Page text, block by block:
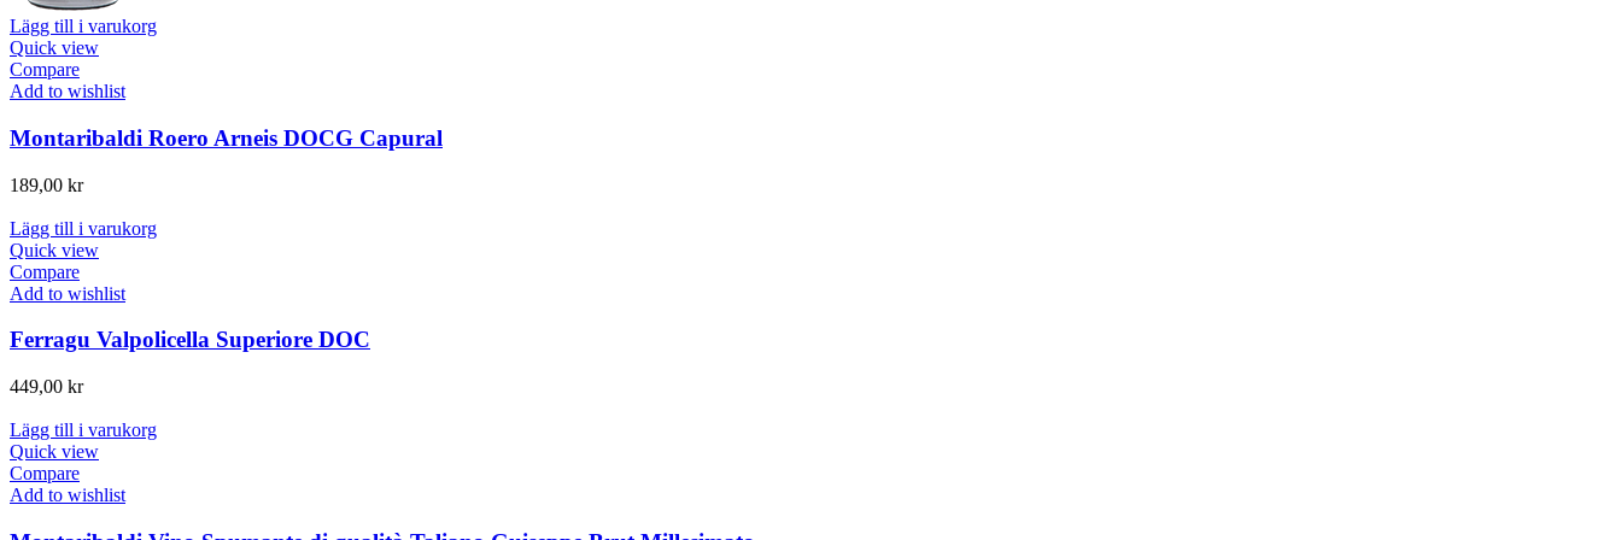
Lägg till i varukorg
Quick view
Compare
Add to wishlist
Montaribaldi Roero Arneis DOCG Capural
189,00 kr
Lägg till i varukorg
Quick view
Compare
Add to wishlist
Ferragu Valpolicella Superiore DOC
449,00 kr
Lägg till i varukorg
Quick view
Compare
Add to wishlist